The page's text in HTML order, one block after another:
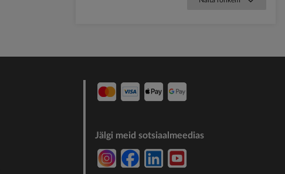
Jälgi meid sotsiaalmeedias